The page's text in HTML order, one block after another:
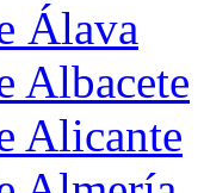
Álava
Albacete
Alicante